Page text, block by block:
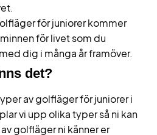
för juniorer kommer
för livet som du
dig i många år framöver.
det?
av golfläger för juniorer i
vi upp olika typer så ni kan
golfläger ni känner er